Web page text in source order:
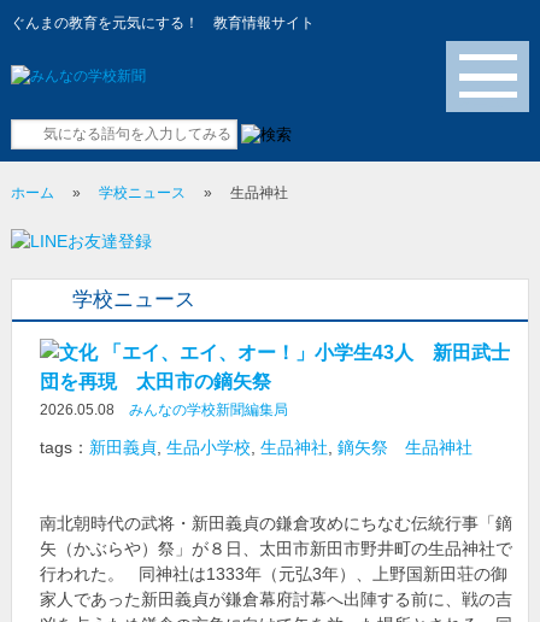
ぐんまの教育を元気にする！ 教育情報サイト
メニュー
ホーム » 学校ニュース » 生品神社
学校ニュース
「エイ、エイ、オー！」小学生43人 新田武士
団を再現 太田市の鏑矢祭
2026.05.08 みんなの学校新聞編集局
tags： 新田義貞, 生品小学校 生品神社 鏑矢祭 生品神社
南北朝時代の武将・新田義貞の鎌倉攻めにちなむ伝統行事「鏑
矢（かぶらや）祭」が８日、太田市新田市野井町の生品神社で
行われた。 同神社は1333年（元弘3年）、上野国新田荘の御
家人であった新田義貞が鎌倉幕府討幕へ出陣する前に、戦の吉